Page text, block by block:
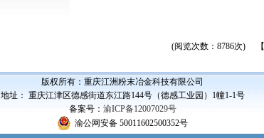
(阅览次数：8786次) 【
版权所有：重庆江洲粉末冶金科技有限公司
地址： 重庆江津区德感街道东江路144号（德感工业园）1幢1-1号
备案号： 渝ICP备12007029号
渝公网安备 50011602500352号